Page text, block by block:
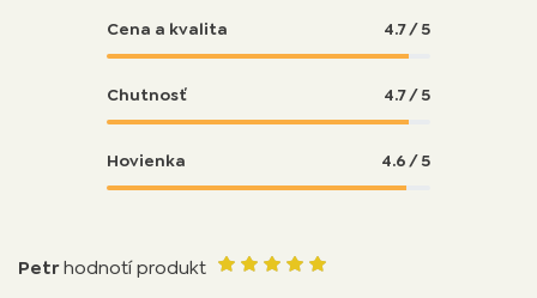
Cena a kvalita 4.7 / 5
Chutnosť 4.7 / 5
Hovienka 4.6 / 5
Petrhodnotí produkt